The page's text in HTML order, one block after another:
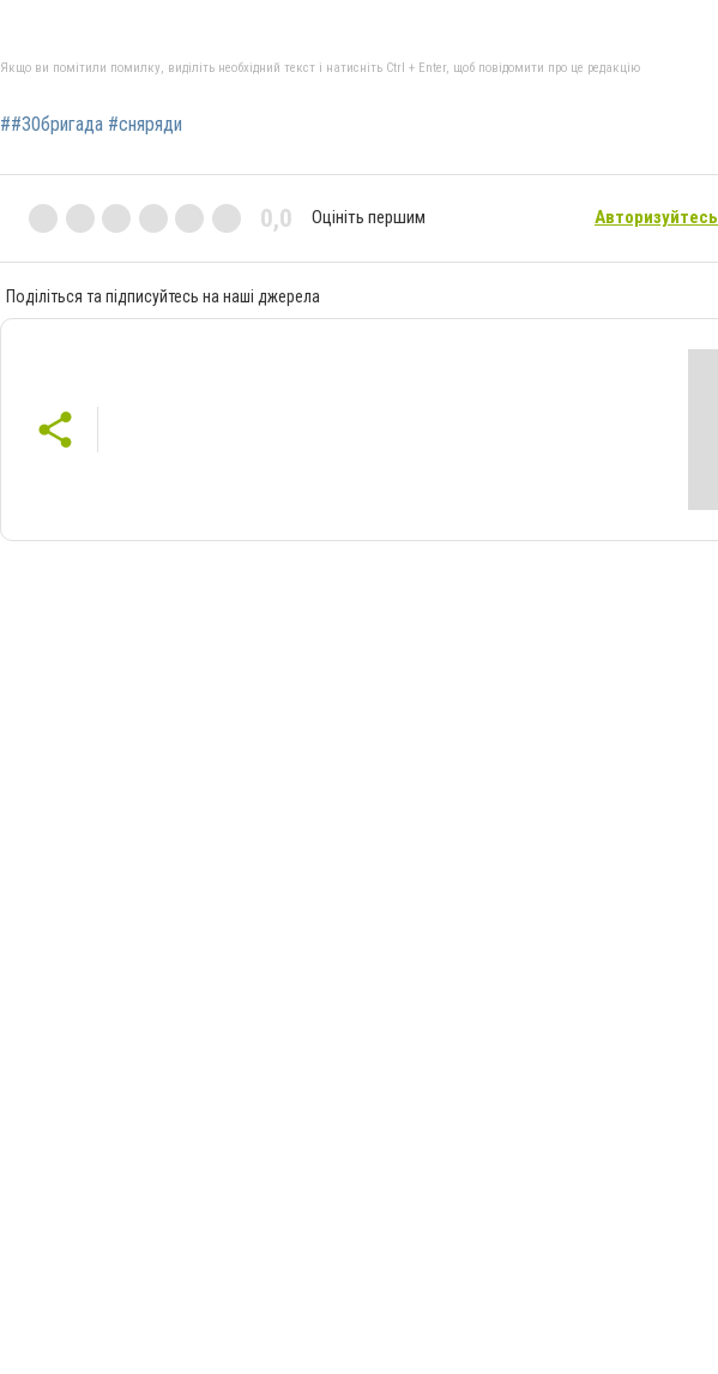
Якщо ви помітили помилку, виділіть необхідний текст і натисніть Ctrl + Enter, щоб повідомити про це редакцію
##30бригада #сняряди
0,0 Оцініть першим Авторизуйтесь
Поділіться та підписуйтесь на наші джерела